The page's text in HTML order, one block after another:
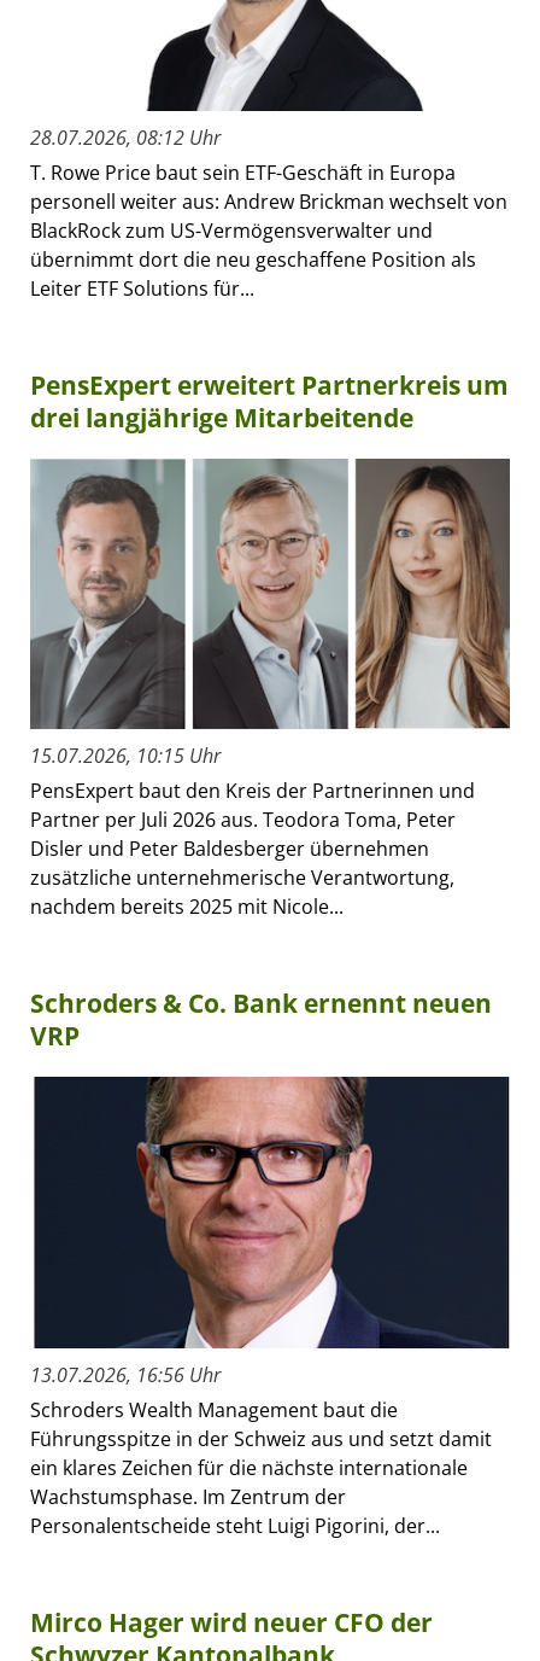
28.07.2026, 08:12 Uhr
T. Rowe Price baut sein ETF-Geschäft in Europa
personell weiter aus: Andrew Brickman wechselt von
BlackRock zum US-Vermögensverwalter und
übernimmt dort die neu geschaffene Position als
Leiter ETF Solutions für...
PensExpert erweitert Partnerkreis um
drei langjährige Mitarbeitende
15.07.2026, 10:15 Uhr
PensExpert baut den Kreis der Partnerinnen und
Partner per Juli 2026 aus. Teodora Toma, Peter
Disler und Peter Baldesberger übernehmen
zusätzliche unternehmerische Verantwortung,
nachdem bereits 2025 mit Nicole...
Schroders & Co. Bank ernennt neuen
VRP
13.07.2026, 16:56 Uhr
Schroders Wealth Management baut die
Führungsspitze in der Schweiz aus und setzt damit
ein klares Zeichen für die nächste internationale
Wachstumsphase. Im Zentrum der
Personalentscheide steht Luigi Pigorini, der...
Mirco Hager wird neuer CFO der